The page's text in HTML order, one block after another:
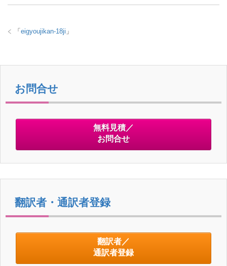
tt
ail c
o
e
「 eigyoujikan-18ji 」
お問合せ
無料見積／
お問合せ
翻訳者・通訳者登録
翻訳者／
通訳者登録